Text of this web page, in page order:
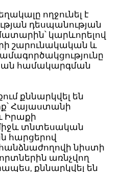
ողջունել է
դեսպանության
կարևորելով
շարունակական և
համակարգման
քննարկվել են
Հայաստանի
Իրաքի
տնտեսական
հարցերով
նիստի
առնչվող
քննարկվել են